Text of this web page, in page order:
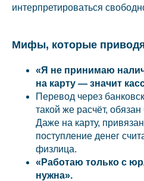
интерпретироваться
Мифы, которые
«Я не принимаю
на карту — значит
Перевод через
такой же расчёт,
Даже на карту,
поступление денег
физлица.
«Работаю только с
нужна».